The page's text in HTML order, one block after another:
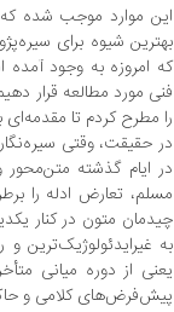
این موارد موجب شده که
بهترین شیوه برای
که امروزه به وجود
فنی مورد مطالعه قرار
را مطرح کردم تا
در حقیقت، وقتی
در ایام گذشته
مسلم، تعارض ادله را
چیدمان متون در کنار
به غیرایدئولوژیک‌ترین
یعنی از دوره میانی
پیش‌فرض‌‌های کلامی و